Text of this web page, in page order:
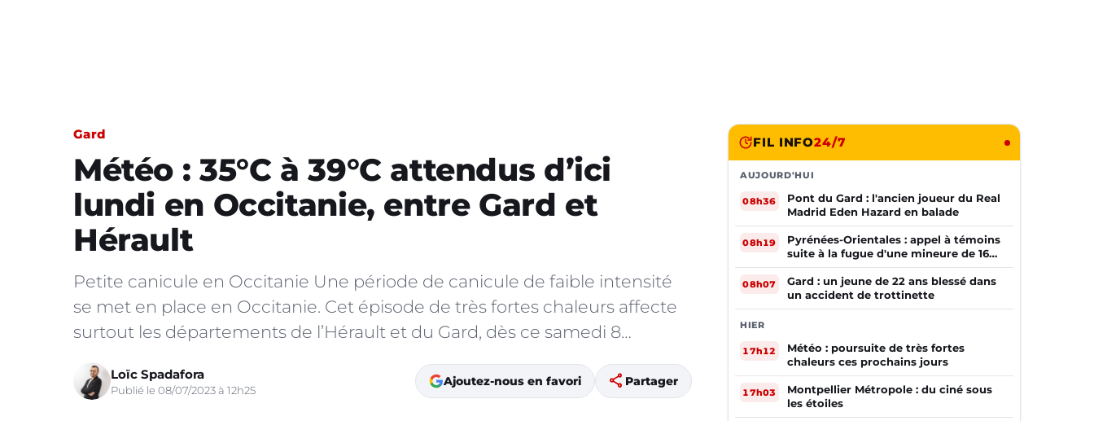
Gard
Météo : 35°C à 39°C attendus d’ici
lundi en Occitanie, entre Gard et
Hérault
Petite canicule en Occitanie Une période de canicule de faible intensité
se met en place en Occitanie. Cet épisode de très fortes chaleurs affecte
surtout les départements de l’Hérault et du Gard, dès ce samedi 8…
Loïc Spadafora
Publié le 08/07/2023 à 12h25
Ajoutez-nous en favori share Partager
FIL INFO24/7
AUJOURD'HUI
08h36
Pont du Gard : l'ancien joueur du Real
Madrid Eden Hazard en balade
08h19
Pyrénées-Orientales : appel à témoins
suite à la fugue d'une mineure de 16
ans
08h07
Gard : un jeune de 22 ans blessé dans
un accident de trottinette
HIER
17h12
Météo : poursuite de très fortes
chaleurs ces prochains jours
17h03
Montpellier Métropole : du ciné sous
les étoiles